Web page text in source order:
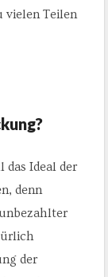
vielen Teilen
das Ideal der
denn
der